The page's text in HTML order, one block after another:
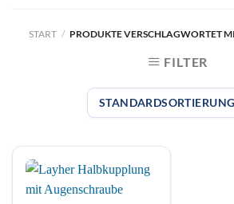
START / PRODUKTE VERSCHLAGWORTET
FILTER
STANDARDSORTIERUNG